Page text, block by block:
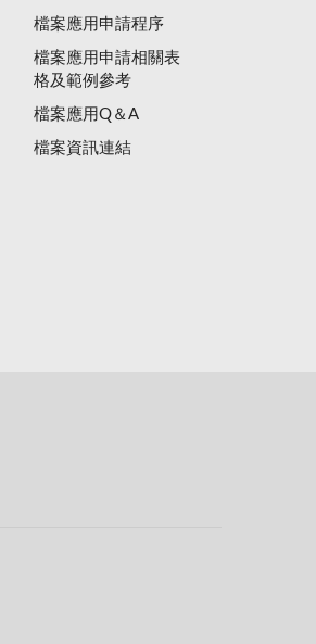
檔案應用申請程序
檔案應用申請相關表
格及範例參考
檔案應用Q＆A
檔案資訊連結